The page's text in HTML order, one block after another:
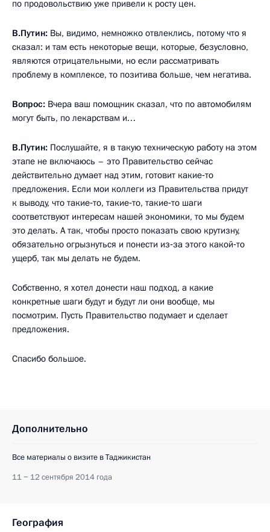
по продовольствию уже привели к росту цен.
В.Путин: Вы, видимо, немножко отвлеклись, потому что я
сказал: и там есть некоторые вещи, которые, безусловно,
являются отрицательными, но если рассматривать
проблему в комплексе, то позитива больше, чем негатива.
Вопрос: Вчера ваш помощник сказал, что по автомобилям
могут быть, по лекарствам и…
В.Путин: Послушайте, я в такую техническую работу на этом
этапе не включаюсь – это Правительство сейчас
действительно думает над этим, готовит какие‑то
предложения. Если мои коллеги из Правительства придут
к выводу, что такие‑то, такие‑то, такие‑то шаги
соответствуют интересам нашей экономики, то мы будем
это делать. А так, чтобы просто показать свою крутизну,
обязательно огрызнуться и понести из‑за этого какой‑то
ущерб, так мы делать не будем.
Собственно, я хотел донести наш подход, а какие
конкретные шаги будут и будут ли они вообще, мы
посмотрим. Пусть Правительство подумает и сделает
предложения.
Спасибо большое.
Дополнительно
Все материалы о визите в Таджикистан
11 − 12 сентября 2014 года
География